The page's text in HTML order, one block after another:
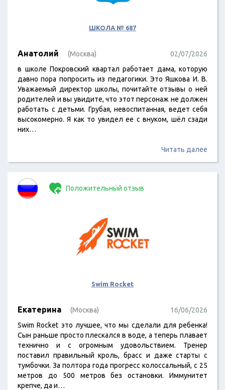
ШКОЛА № 687
Анатолий (Москва)
02/07/2026
в школе Покровский квартал работает дама, которую
давно пора попросить из педагогики. Это Яшкова И. В.
Уважаемый директор школы, почитайте отзывы о ней
родителей и вы увидите, что этот персонаж не должен
работать с детьми. Грубая, невоспитанная, ведет себя
высокомерно. Я как то увидел ее с внуком, шёл сзади
них…
Читать далее
Положительный отзыв
Swim Rocket
Екатерина (Москва)
16/06/2026
Swim Rocket это лучшее, что мы сделали для ребенка!
Сын раньше просто плескался в воде, а теперь плавает
технично и с огромным удовольствием. Тренер
поставил правильный кроль, брасс и даже старты с
тумбочки. За полтора года прогресс колоссальный, с 25
метров до 500 метров без остановки. Иммунитет
крепче, да и…